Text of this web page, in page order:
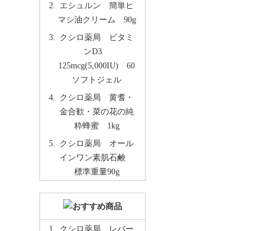
エシュルン 簡単ヒ
マシ油クリーム 90g
クシロ薬局 ビタミ
ンD3
125mcg(5,000IU) 60
ソフトジェル
クシロ薬局 黄耆・
金合歓・菜の花の純
粋蜂蜜 1kg
クシロ薬局 オール
インワン素肌石鹸
標準重量90g
クシロ薬局 レバー